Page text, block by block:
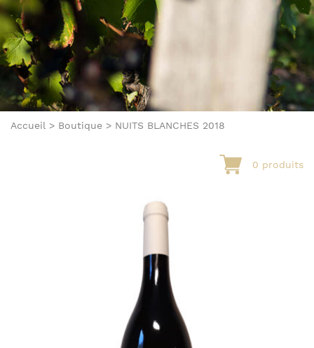
Accueil > Boutique > NUITS BLANCHES 2018
0 produits